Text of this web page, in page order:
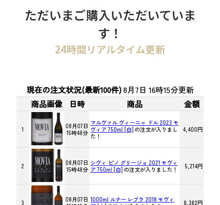
ただいまご購入いただいていま
す！
24時間リアルタイム更新